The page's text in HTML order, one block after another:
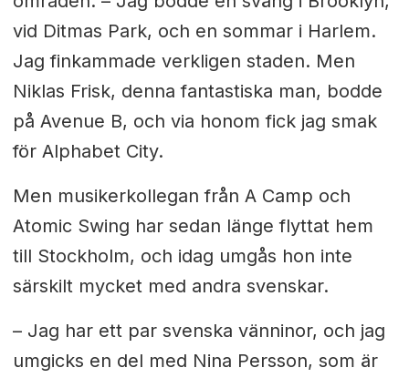
vid Ditmas Park, och en sommar i Harlem.
Jag finkammade verkligen staden. Men
Niklas Frisk, denna fantastiska man, bodde
på Avenue B, och via honom fick jag smak
för Alphabet City.
Men musikerkollegan från A Camp och
Atomic Swing har sedan länge flyttat hem
till Stockholm, och idag umgås hon inte
särskilt mycket med andra svenskar.
– Jag har ett par svenska vänninor, och jag
umgicks en del med Nina Persson, som är